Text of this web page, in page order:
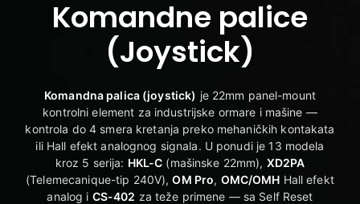
Komandne palice
(Joystick)
Komandna palica (joystick) je 22mm panel-mount
kontrolni element za industrijske ormare i mašine —
kontrola do 4 smera kretanja preko mehaničkih kontakata
ili Hall efekt analognog signala. U ponudi je 13 modela
kroz 5 serija: HKL-C (mašinske 22mm), XD2PA
(Telemecanique-tip 240V),OM Pro, OMC/OMH Hall efekt
analog i CS-402 za teže primene — sa Self Reset